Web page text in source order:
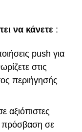
να κάνετε :
push για
στις
περιήγησής
αξιόπιστες
πρόσβαση σε